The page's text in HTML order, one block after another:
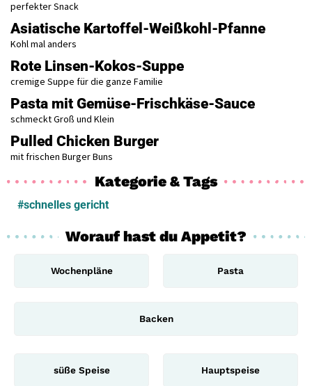
perfekter Snack
Asiatische Kartoffel-Weißkohl-Pfanne
Kohl mal anders
Rote Linsen-Kokos-Suppe
cremige Suppe für die ganze Familie
Pasta mit Gemüse-Frischkäse-Sauce
schmeckt Groß und Klein
Pulled Chicken Burger
mit frischen Burger Buns
Kategorie & Tags
#schnelles gericht
Worauf hast du Appetit?
Wochenpläne Pasta
Backen
süße Speise Hauptspeise